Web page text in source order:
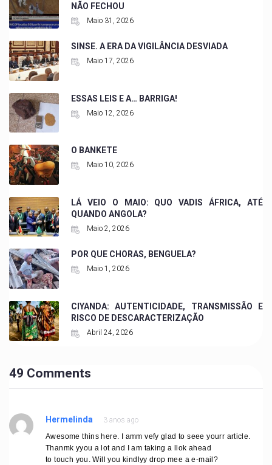
NÃO FECHOU
Maio 31, 2026
SINSE. A ERA DA VIGILÂNCIA DESVIADA
Maio 17, 2026
ESSAS LEIS E A… BARRIGA!
Maio 12, 2026
O BANKETE
Maio 10, 2026
LÁ VEIO O MAIO: QUO VADIS ÁFRICA, ATÉ
QUANDO ANGOLA?
Maio 2, 2026
POR QUE CHORAS, BENGUELA?
Maio 1, 2026
CIYANDA: AUTENTICIDADE, TRANSMISSÃO E
RISCO DE DESCARACTERIZAÇÃO
Abril 24, 2026
49 Comments
Hermelinda
3 anos ago
Awesome thins here. I amm vefy glad to seee yourr article.
Thanmk yyou a lot and I am taking a llok ahead
to touch you. Will you kindlyy drop mee a e-mail?